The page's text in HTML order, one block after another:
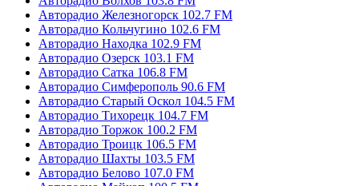
Авторадио Железногорск 102.7 FM
Авторадио Кольчугино 102.6 FM
Авторадио Находка 102.9 FM
Авторадио Озерск 103.1 FM
Авторадио Сатка 106.8 FM
Авторадио Симферополь 90.6 FM
Авторадио Старый Оскол 104.5 FM
Авторадио Тихорецк 104.7 FM
Авторадио Торжок 100.2 FM
Авторадио Троицк 106.5 FM
Авторадио Шахты 103.5 FM
Авторадио Белово 107.0 FM